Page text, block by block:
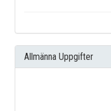
Allmänna Uppgifter